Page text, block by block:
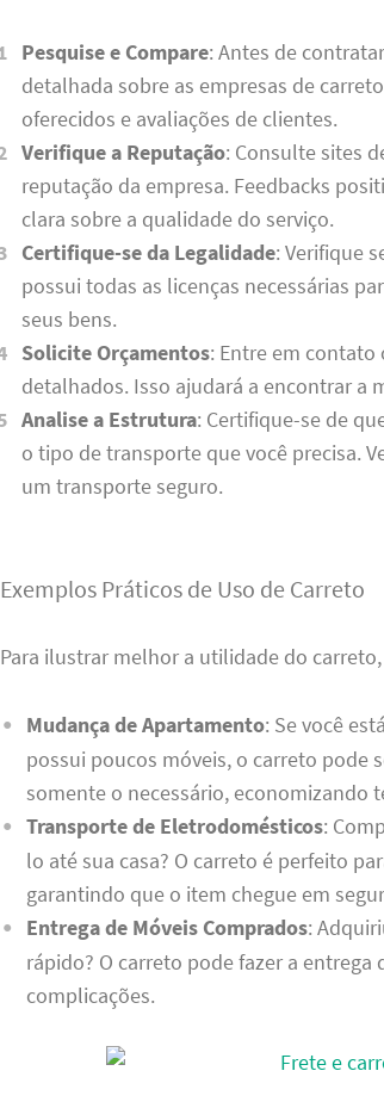
Pesquise e Compare: Antes de contratar
detalhada sobre as empresas de
oferecidos e avaliações de clientes.
Verifique a Reputação: Consulte sites
reputação da empresa. Feedbacks
clara sobre a qualidade do serviço.
Certifique-se da Legalidade: Verifique
possui todas as licenças necessárias
seus bens.
Solicite Orçamentos: Entre em contato
detalhados. Isso ajudará a encontrar a
Analise a Estrutura: Certifique-se de
o tipo de transporte que você precisa.
um transporte seguro.
Exemplos Práticos de Uso de Carreto
Para ilustrar melhor a utilidade do
Mudança de Apartamento: Se você
possui poucos móveis, o carreto pode
somente o necessário, economizando
Transporte de Eletrodomésticos:
lo até sua casa? O carreto é perfeito
garantindo que o item chegue em
Entrega de Móveis Comprados:
rápido? O carreto pode fazer a
complicações.